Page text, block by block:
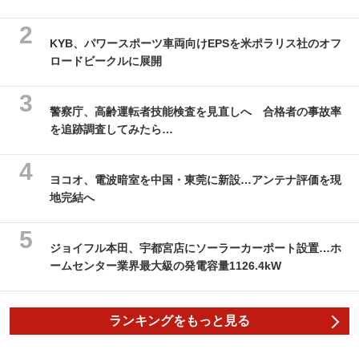
KYB、パワースポーツ車両向けEPSを米ポラリス社のオフ
ロードビークルに展開
警察庁、高齢運転者技能検査を見直しへ 合格者の事故率
を追跡調査してみたら…
ヨコオ、電波暗室を中国・東莞に新設…アンテナ評価を現
地完結へ
ジョイフル本田、宇都宮店にソーラーカーポート設置…ホ
ームセンター業界最大級の発電容量1126.4kW
ランキングをもっと見る